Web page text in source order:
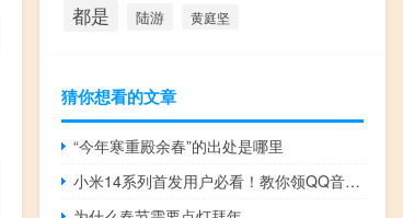
都是 陆游 黄庭坚
猜你想看的文章
“今年寒重殿余春”的出处是哪里
小米14系列首发用户必看！教你领QQ音乐VIP等8项官方福利